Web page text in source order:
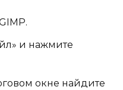
и нажмите
окне найдите